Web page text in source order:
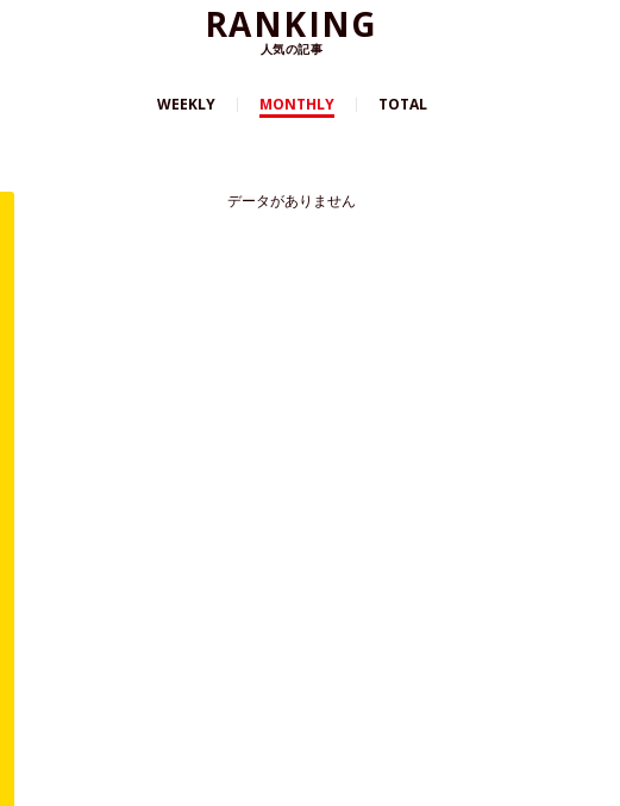
RANKING
人気の記事
WEEKLY MONTHLY TOTAL
データがありません